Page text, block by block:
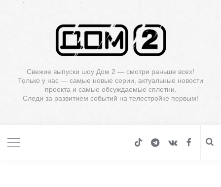
Свежие выпуски шоу Дом 2 — смотри раньше всех!
Только у нас — самые новые серии, актуальные новости
проекта и самые обсуждаемые сплетни.
Следи за развитием событий на телестройке первым!